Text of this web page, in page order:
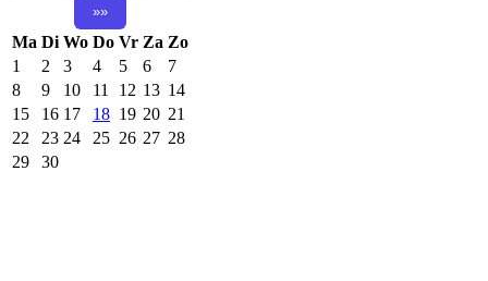
Ma Di Wo Do Vr Za Zo
1
2 3 4 5 6
7
8
9 10 11 12 13 14
15
16 17 18 19 20 21
22
23 24 25 26 27 28
29
30